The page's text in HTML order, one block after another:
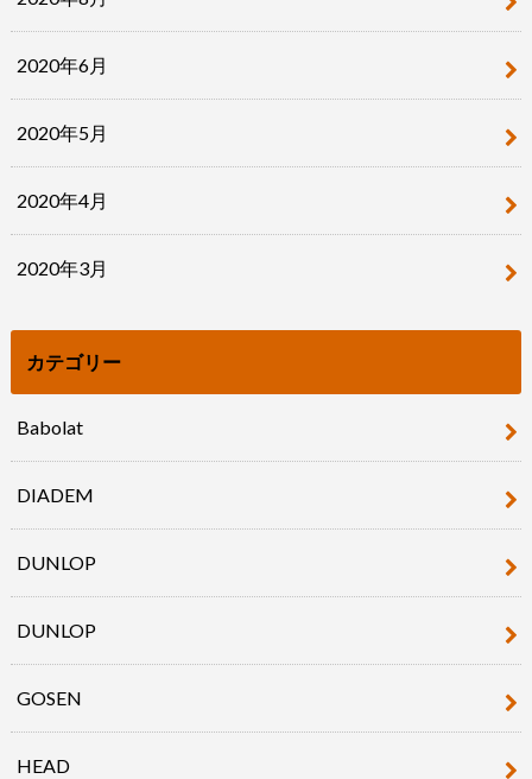
2020年6月
2020年5月
2020年4月
2020年3月
カテゴリー
Babolat
DIADEM
DUNLOP
DUNLOP
GOSEN
HEAD